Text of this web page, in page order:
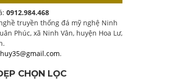
0912.984.468
truyền thống đá mỹ nghệ Ninh
Phúc, xã Ninh Vân, huyện Hoa Lư,
.
CHỌN LỌC